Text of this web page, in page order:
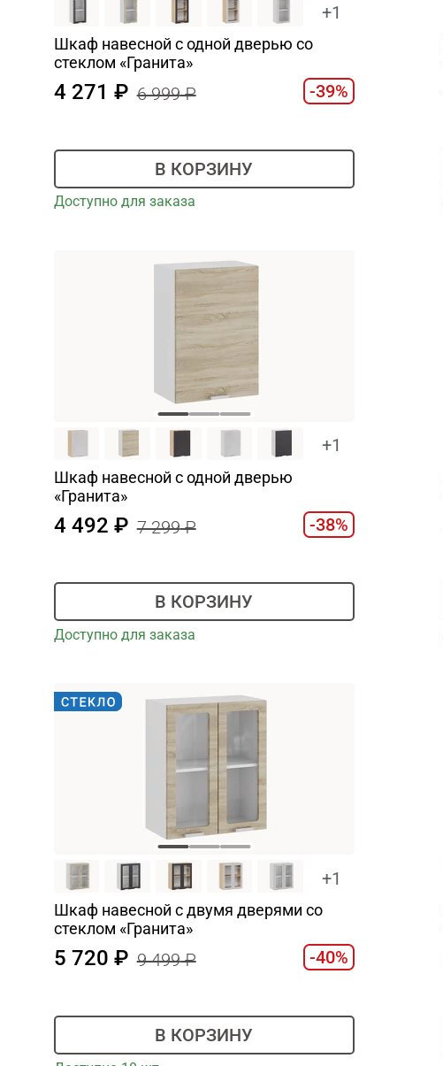
+1
Шкаф навесной c одной дверью со
стеклом «Гранита»
4 271 6 999 -39%
В КОРЗИНУ
Доступно для заказа
+1
Шкаф навесной c одной дверью
«Гранита»
4 492 7 299 -38%
В КОРЗИНУ
Доступно для заказа
+1
Шкаф навесной c двумя дверями со
стеклом «Гранита»
5 720 9 499 -40%
В КОРЗИНУ